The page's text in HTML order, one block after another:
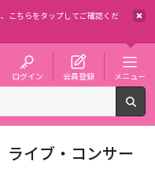
こちらをタップしてご確認くだ
ログイン 会員登録 メニュー
ライブ・コンサー